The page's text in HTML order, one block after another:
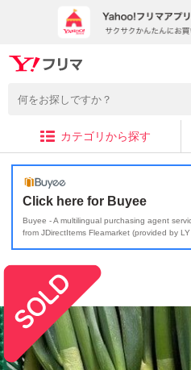
カテゴリから探す
Click here for Buyee
Buyee - A multilingual purchasing agent
from JDirectItems Fleamarket (provided by